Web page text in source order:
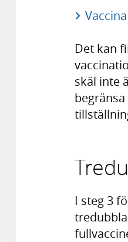
Det kan
skäl inte
I steg 3